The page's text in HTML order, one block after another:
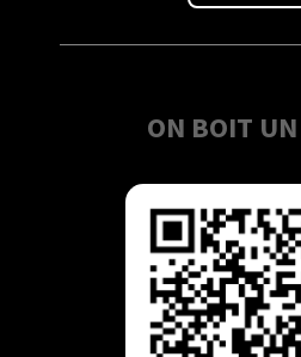
ON BOIT UN